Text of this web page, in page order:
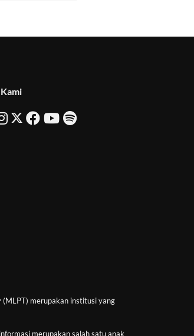
merupakan institusi yang
merupakan salah satu anak